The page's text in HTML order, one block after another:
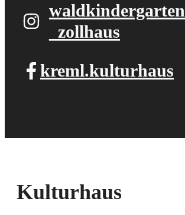
waldkindergarten​
_zollhaus
kreml.kulturhaus
Kulturhaus